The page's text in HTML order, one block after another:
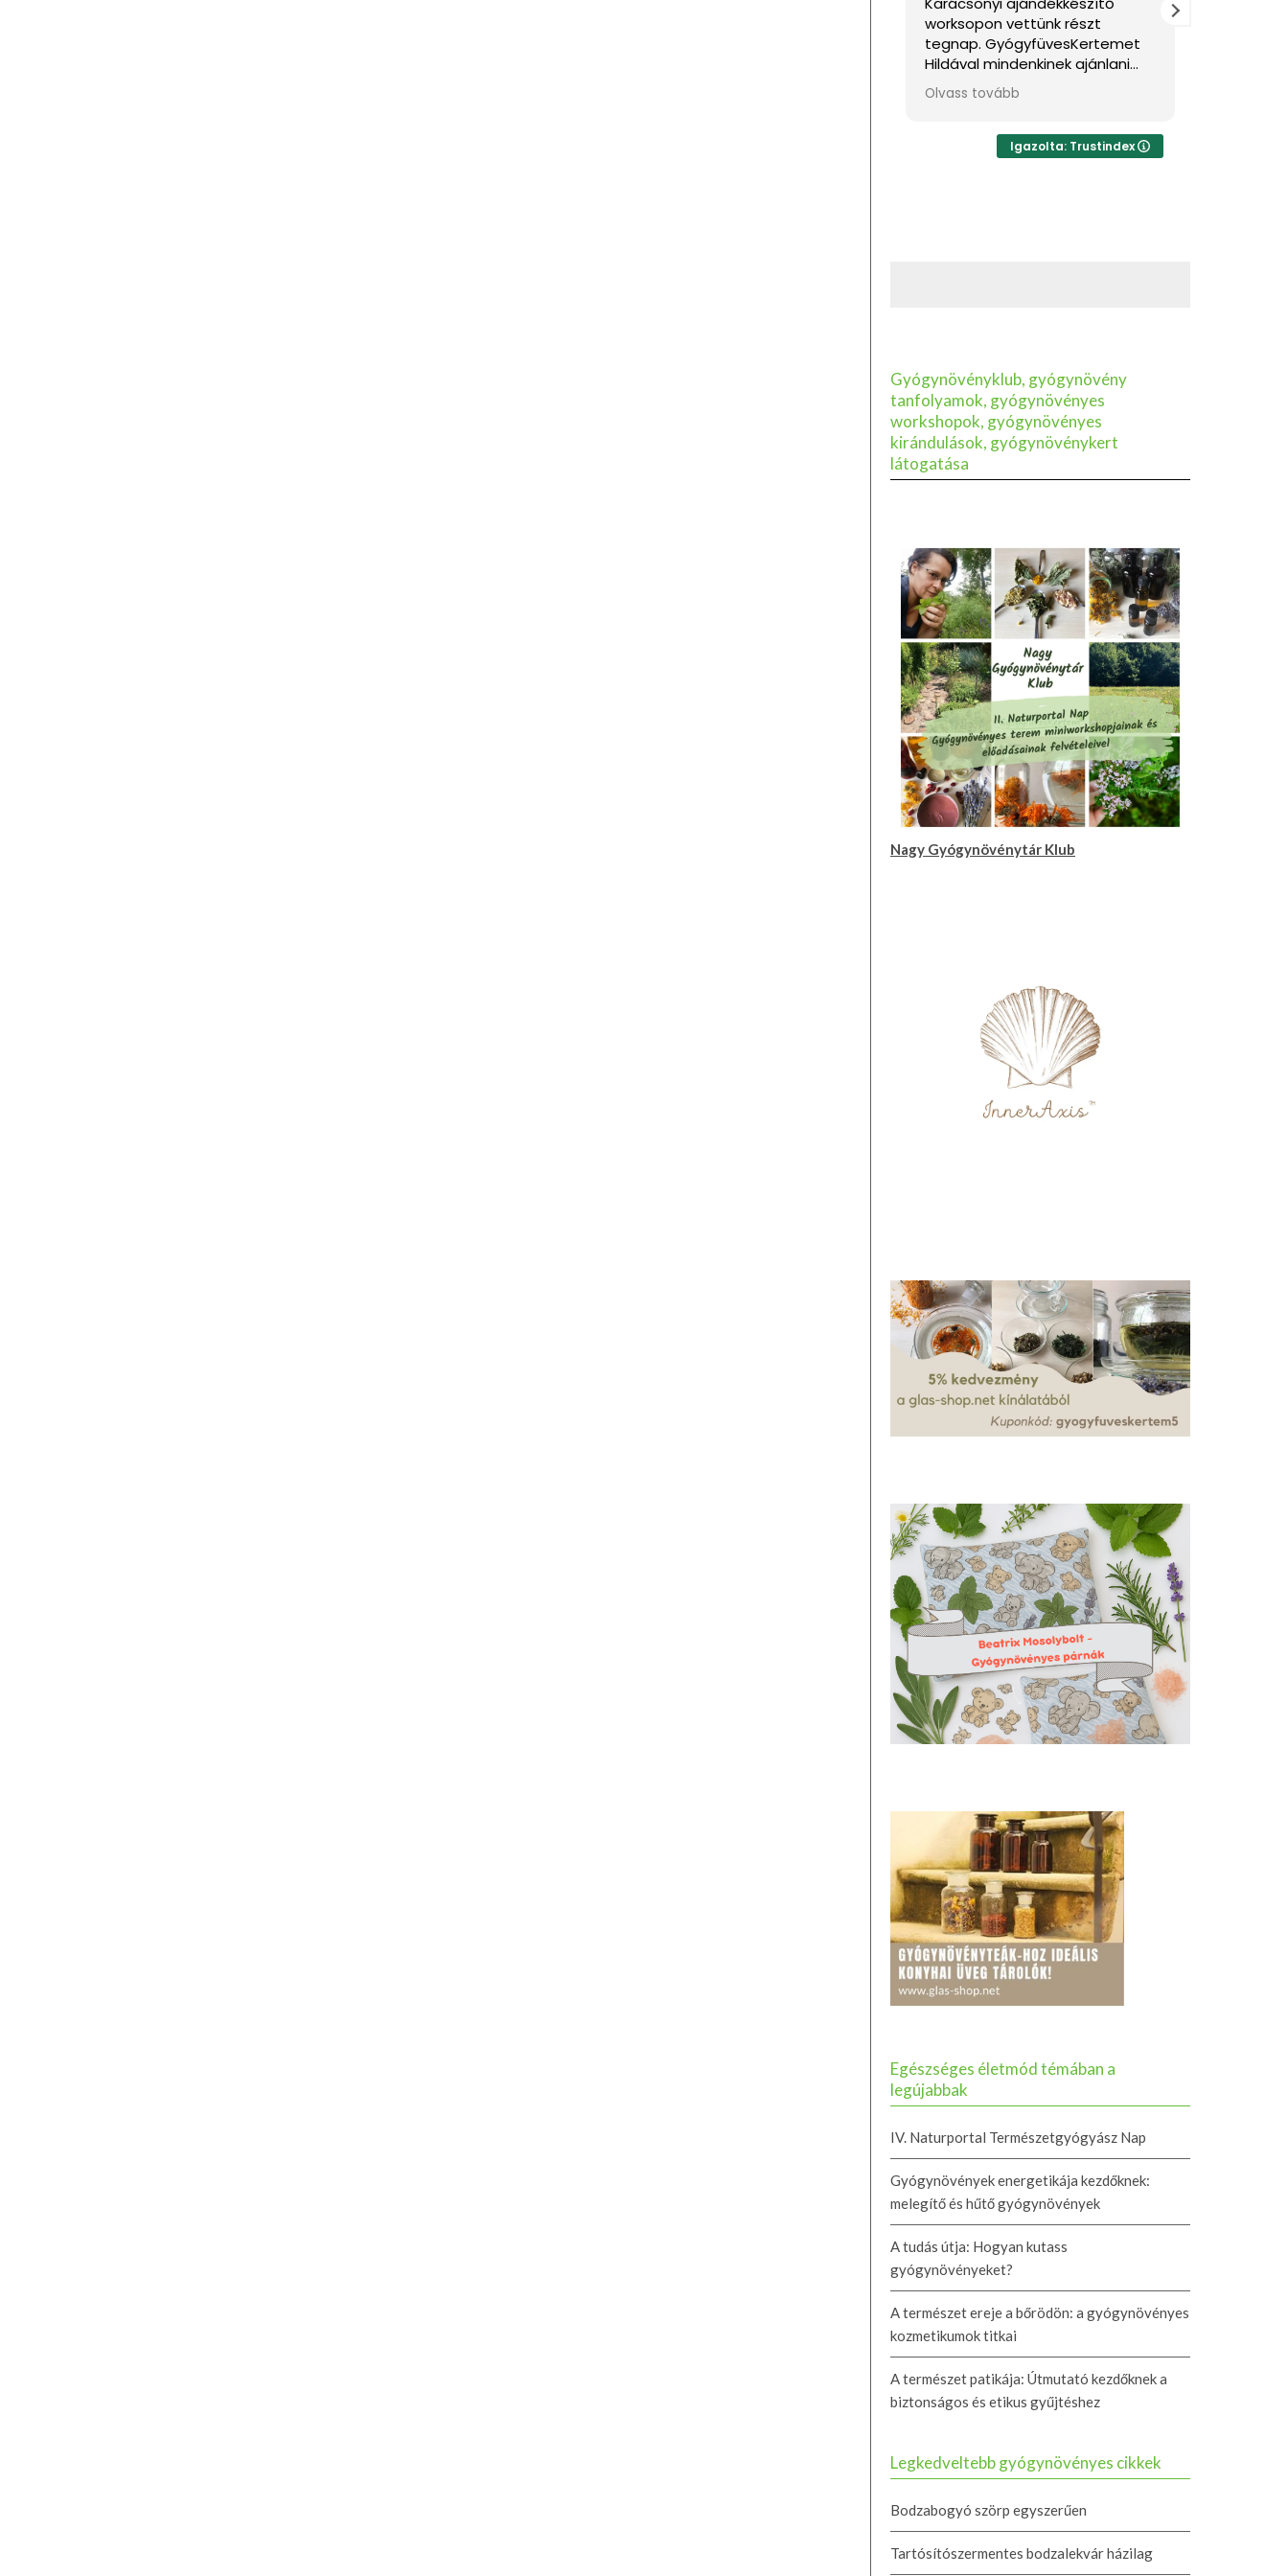
worksopon vettünk részt
tegnap. GyógyfüvesKertemet
Hildával mindenkinek ajánlani
tudom, ha feltöltődésre,
egyben tudásra vágyik kellemes
több csillagot adni, akkor azt
mind adnám.
Olvass tovább
Igazolta: Trustindex
Gyógynövényklub, gyógynövény
tanfolyamok, gyógynövényes
workshopok, gyógynövényes
kirándulások, gyógynövénykert
látogatása
Nagy Gyógynövénytár Klub
Egészséges életmód témában a
legújabbak
IV. Naturportal Természetgyógyász Nap
Gyógynövények energetikája kezdőknek:
melegítő és hűtő gyógynövények
A tudás útja: Hogyan kutass
gyógynövényeket?
A természet ereje a bőrödön: a gyógynövényes
kozmetikumok titkai
A természet patikája: Útmutató kezdőknek a
biztonságos és etikus gyűjtéshez
Legkedveltebb gyógynövényes cikkek
Bodzabogyó szörp egyszerűen
Tartósítószermentes bodzalekvár házilag